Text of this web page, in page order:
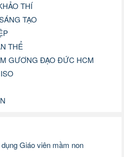
THÍ
TẠO
THỂ
GƯƠNG ĐẠO ĐỨC HCM
Giáo viên mầm non